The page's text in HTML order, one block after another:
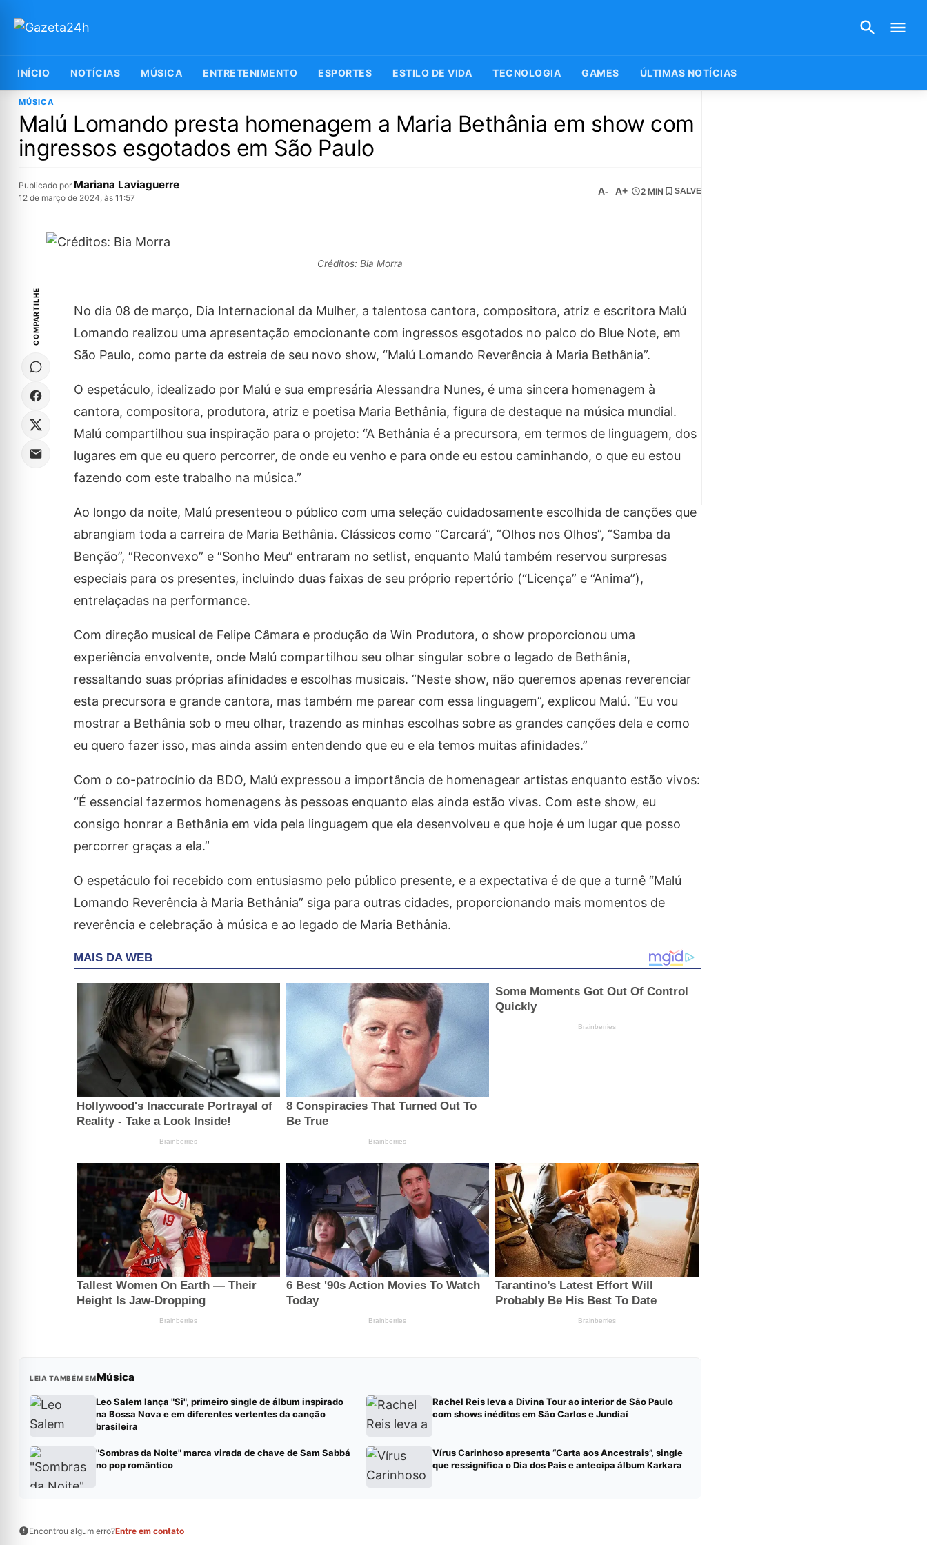
INÍCIO NOTÍCIAS MÚSICA ENTRETENIMENTO ESPORTES ESTILO DE VIDA TECNOLOGIA GAMES ÚLTIMAS NOTÍCIAS
MÚSICA
Malú Lomando presta homenagem a Maria Bethânia em show com
ingressos esgotados em São Paulo
Publicado por Mariana Laviaguerre
12 de março de 2024, às 11:57
A- A+ 2 MIN SALVE
Créditos: Bia Morra
COMPARTILHE
No dia 08 de março, Dia Internacional da Mulher, a talentosa cantora, compositora, atriz e escritora Malú
Lomando realizou uma apresentação emocionante com ingressos esgotados no palco do Blue Note, em
São Paulo, como parte da estreia de seu novo show, “Malú Lomando Reverência à Maria Bethânia”.
O espetáculo, idealizado por Malú e sua empresária Alessandra Nunes, é uma sincera homenagem à
cantora, compositora, produtora, atriz e poetisa Maria Bethânia, figura de destaque na música mundial.
Malú compartilhou sua inspiração para o projeto: “A Bethânia é a precursora, em termos de linguagem, dos
lugares em que eu quero percorrer, de onde eu venho e para onde eu estou caminhando, o que eu estou
fazendo com este trabalho na música.”
Ao longo da noite, Malú presenteou o público com uma seleção cuidadosamente escolhida de canções que
abrangiam toda a carreira de Maria Bethânia. Clássicos como “Carcará”, “Olhos nos Olhos”, “Samba da
Benção”, “Reconvexo” e “Sonho Meu” entraram no setlist, enquanto Malú também reservou surpresas
especiais para os presentes, incluindo duas faixas de seu próprio repertório (“Licença” e “Anima”),
entrelaçadas na performance.
Com direção musical de Felipe Câmara e produção da Win Produtora, o show proporcionou uma
experiência envolvente, onde Malú compartilhou seu olhar singular sobre o legado de Bethânia,
ressaltando suas próprias afinidades e escolhas musicais. “Neste show, não queremos apenas reverenciar
esta precursora e grande cantora, mas também me parear com essa linguagem”, explicou Malú. “Eu vou
mostrar a Bethânia sob o meu olhar, trazendo as minhas escolhas sobre as grandes canções dela e como
eu quero fazer isso, mas ainda assim entendendo que eu e ela temos muitas afinidades.”
Com o co-patrocínio da BDO, Malú expressou a importância de homenagear artistas enquanto estão vivos:
“É essencial fazermos homenagens às pessoas enquanto elas ainda estão vivas. Com este show, eu
consigo honrar a Bethânia em vida pela linguagem que ela desenvolveu e que hoje é um lugar que posso
percorrer graças a ela.”
O espetáculo foi recebido com entusiasmo pelo público presente, e a expectativa é de que a turnê “Malú
Lomando Reverência à Maria Bethânia” siga para outras cidades, proporcionando mais momentos de
reverência e celebração à música e ao legado de Maria Bethânia.
LEIA TAMBÉM EMMúsica
Leo Salem lança "Si", primeiro single de álbum inspirado
na Bossa Nova e em diferentes vertentes da canção
brasileira
Rachel Reis leva a Divina Tour ao interior de São Paulo
com shows inéditos em São Carlos e Jundiaí
"Sombras da Noite" marca virada de chave de Sam Sabbá
no pop romântico
Vírus Carinhoso apresenta “Carta aos Ancestrais”, single
que ressignifica o Dia dos Pais e antecipa álbum Karkara
Encontrou algum erro?Entre em contato